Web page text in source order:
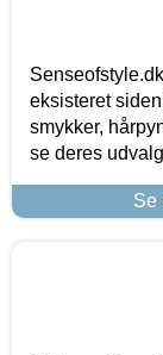
eksisteret
smykker,
se deres
Se